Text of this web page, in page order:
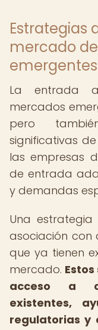
Estrategias
mercado
emergentes
La entrada
mercados
pero
significativas
las empresas
de entrada
y demandas
Una
asociación con
que ya tienen
mercado.
acceso a
existentes,
regulatorias y